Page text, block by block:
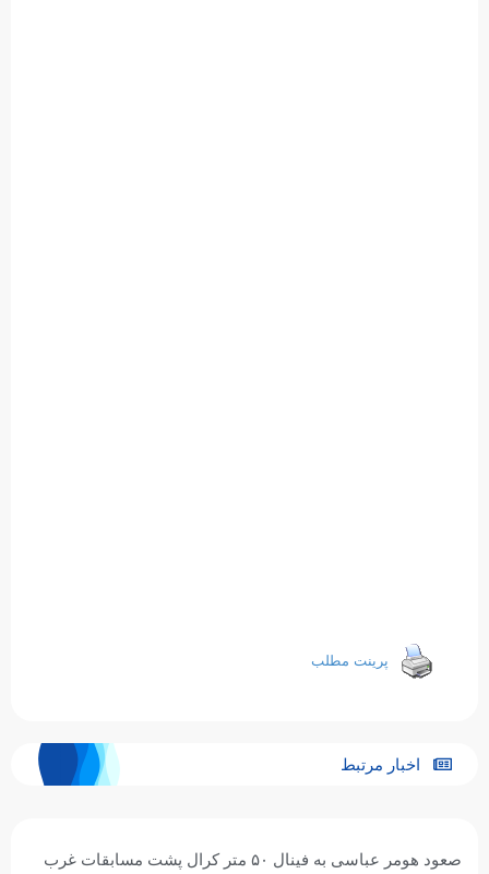
پرینت مطلب
اخبار مرتبط
صعود هومر عباسی به فینال ۵۰ متر کرال پشت مسابقات غرب